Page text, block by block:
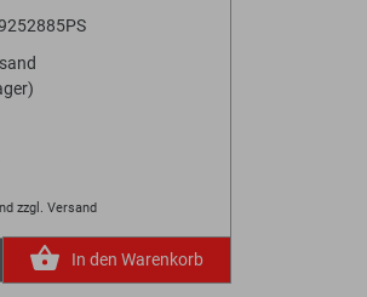
zzgl. Versand
In den Warenkorb